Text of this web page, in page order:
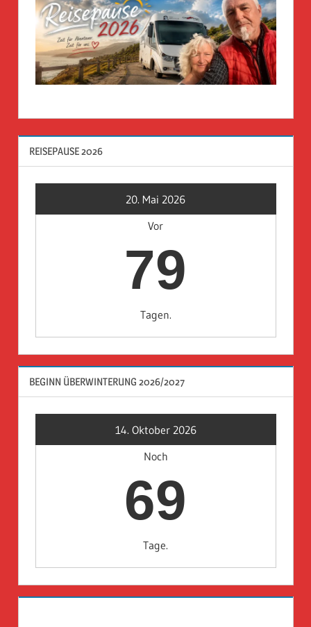
REISEPAUSE 2026
20. Mai 2026
Vor
79
Tagen.
BEGINN ÜBERWINTERUNG 2026/2027
14. Oktober 2026
Noch
69
Tage.